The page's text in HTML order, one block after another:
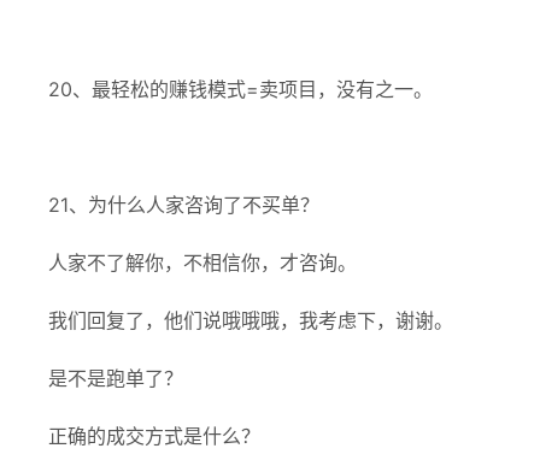
20、最轻松的赚钱模式=卖项目，没有之一。
21、为什么人家咨询了不买单？
人家不了解你，不相信你，才咨询。
我们回复了，他们说哦哦哦，我考虑下，谢谢。
是不是跑单了？
正确的成交方式是什么？